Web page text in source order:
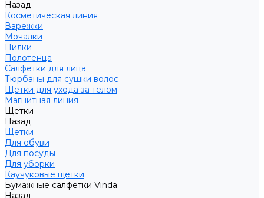
Назад
Косметическая линия
Варежки
Мочалки
Пилки
Полотенца
Салфетки для лица
Тюрбаны для сушки волос
Щетки для ухода за телом
Магнитная линия
Щетки
Назад
Щетки
Для обуви
Для посуды
Для уборки
Каучуковые щетки
Бумажные салфетки Vinda
Назад